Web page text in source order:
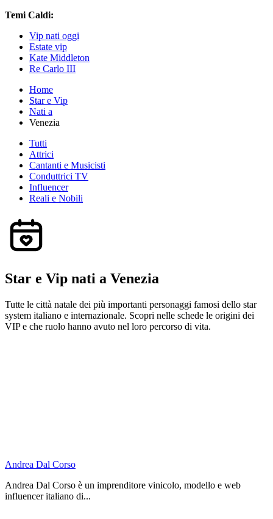
Temi Caldi:
Vip nati oggi
Estate vip
Kate Middleton
Re Carlo III
Home
Star e Vip
Nati a
Venezia
Tutti
Attrici
Cantanti e Musicisti
Conduttrici TV
Influencer
Reali e Nobili
Star e Vip nati a Venezia
Tutte le città natale dei più importanti personaggi famosi dello star
system italiano e internazionale. Scopri nelle schede le origini dei
VIP e che ruolo hanno avuto nel loro percorso di vita.
Andrea Dal Corso
Andrea Dal Corso è un imprenditore vinicolo, modello e web
influencer italiano di...